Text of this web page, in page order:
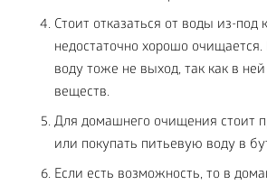
Стоит отказаться от воды из-под
недостаточно хорошо
воду тоже не выход, так как в
веществ.
Для домашнего очищения стоит
или покупать питьевую воду в
Если есть возможность, то в